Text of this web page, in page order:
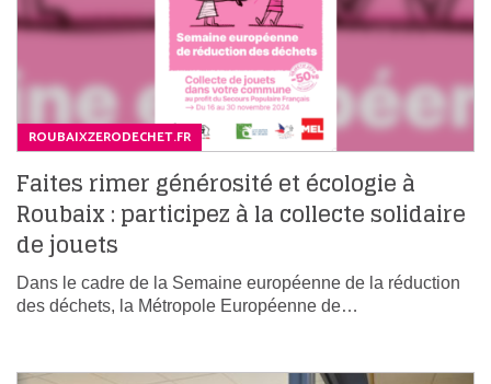
ROUBAIXZERODECHET.FR
Faites rimer générosité et écologie à
Roubaix : participez à la collecte solidaire
de jouets
Dans le cadre de la Semaine européenne de la réduction
des déchets, la Métropole Européenne de…